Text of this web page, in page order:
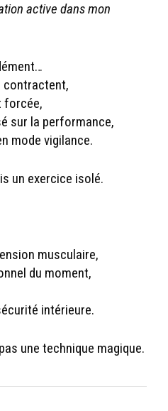
active dans mon
contractent,
forcée,
sur la performance,
mode vigilance.
un exercice isolé.
musculaire,
du moment,
intérieure.
une technique magique.